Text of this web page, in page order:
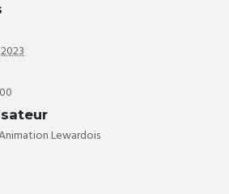
Lewardois